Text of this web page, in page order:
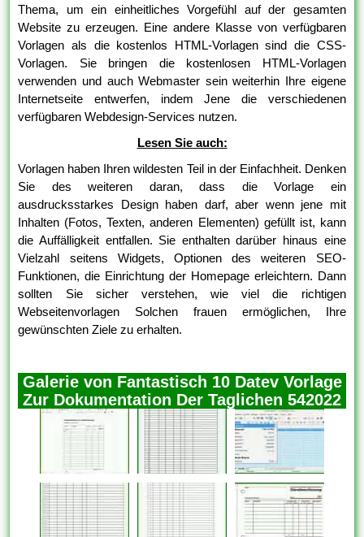
Thema, um ein einheitliches Vorgefühl auf der gesamten
Website zu erzeugen. Eine andere Klasse von verfügbaren
Vorlagen als die kostenlos HTML-Vorlagen sind die CSS-
Vorlagen. Sie bringen die kostenlosen HTML-Vorlagen
verwenden und auch Webmaster sein weiterhin Ihre eigene
Internetseite entwerfen, indem Jene die verschiedenen
verfügbaren Webdesign-Services nutzen.
Lesen Sie auch:
Vorlagen haben Ihren wildesten Teil in der Einfachheit. Denken
Sie des weiteren daran, dass die Vorlage ein
ausdrucksstarkes Design haben darf, aber wenn jene mit
Inhalten (Fotos, Texten, anderen Elementen) gefüllt ist, kann
die Auffälligkeit entfallen. Sie enthalten darüber hinaus eine
Vielzahl seitens Widgets, Optionen des weiteren SEO-
Funktionen, die Einrichtung der Homepage erleichtern. Dann
sollten Sie sicher verstehen, wie viel die richtigen
Webseitenvorlagen Solchen frauen ermöglichen, Ihre
gewünschten Ziele zu erhalten.
Galerie von Fantastisch 10 Datev Vorlage
Zur Dokumentation Der Taglichen 542022